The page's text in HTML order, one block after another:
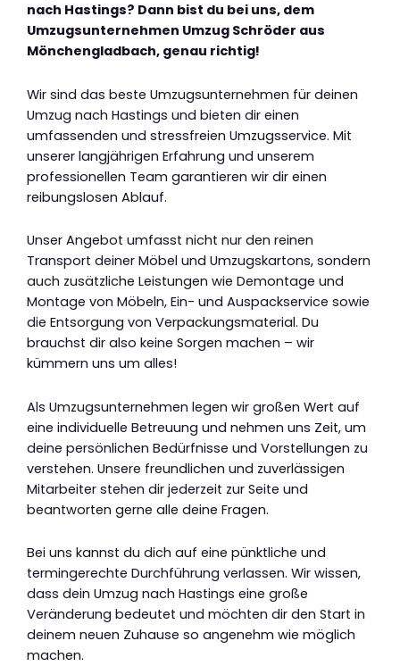
nach Hastings? Dann bist du bei uns, dem
Umzugsunternehmen Umzug Schröder aus
Mönchengladbach, genau richtig!
Wir sind das beste Umzugsunternehmen für deinen
Umzug nach Hastings und bieten dir einen
umfassenden und stressfreien Umzugsservice. Mit
unserer langjährigen Erfahrung und unserem
professionellen Team garantieren wir dir einen
reibungslosen Ablauf.
Unser Angebot umfasst nicht nur den reinen
Transport deiner Möbel und Umzugskartons, sondern
auch zusätzliche Leistungen wie Demontage und
Montage von Möbeln, Ein- und Auspackservice sowie
die Entsorgung von Verpackungsmaterial. Du
brauchst dir also keine Sorgen machen – wir
kümmern uns um alles!
Als Umzugsunternehmen legen wir großen Wert auf
eine individuelle Betreuung und nehmen uns Zeit, um
deine persönlichen Bedürfnisse und Vorstellungen zu
verstehen. Unsere freundlichen und zuverlässigen
Mitarbeiter stehen dir jederzeit zur Seite und
beantworten gerne alle deine Fragen.
Bei uns kannst du dich auf eine pünktliche und
termingerechte Durchführung verlassen. Wir wissen,
dass dein Umzug nach Hastings eine große
Veränderung bedeutet und möchten dir den Start in
deinem neuen Zuhause so angenehm wie möglich
machen.